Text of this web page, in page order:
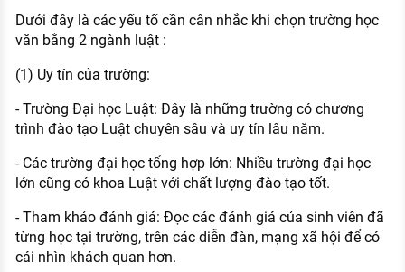
Dưới đây là các yếu tố cần cân nhắc khi chọn trường học
văn bằng 2 ngành luật :
(1) Uy tín của trường:
- Trường Đại học Luật: Đây là những trường có chương
trình đào tạo Luật chuyên sâu và uy tín lâu năm.
- Các trường đại học tổng hợp lớn: Nhiều trường đại học
lớn cũng có khoa Luật với chất lượng đào tạo tốt.
- Tham khảo đánh giá: Đọc các đánh giá của sinh viên đã
từng học tại trường, trên các diễn đàn, mạng xã hội để có
cái nhìn khách quan hơn.